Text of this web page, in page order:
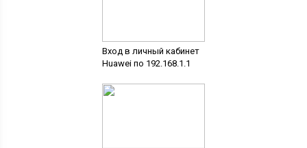
Вход в личный кабинет
Huawei по 192.168.1.1